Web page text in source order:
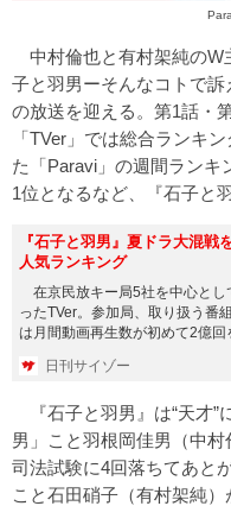
中村倫也と有村架純のW
子と羽男ーそんなコトで
の放送を迎える。第1話・
「TVer」では総合ランキ
た「Paravi」の週間ランキ
1位となるなど、『石子と
『石子と羽男』夏ドラ大混戦
人気ランキング
在京民放キー局5社を中心とし
ったTVer。参加局、取り扱う番
は月間動画再生数が初めて2億回
日刊サイゾー
『石子と羽男』は“天才”
男」こと羽根岡佳男（中
司法試験に4回落ちてあと
こと石田硝子（有村架純